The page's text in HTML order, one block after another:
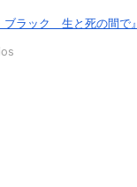
ブラック 生と死の間で』